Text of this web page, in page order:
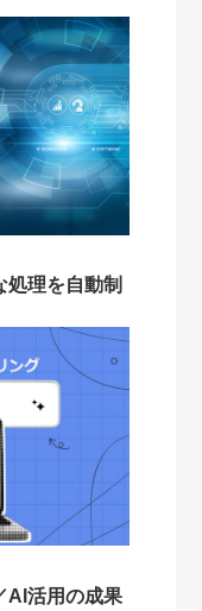
処理を自動制
AI活用の成果